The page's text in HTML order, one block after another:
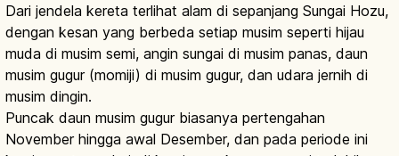
Dari jendela kereta terlihat alam di sepanjang Sungai Hozu,
dengan kesan yang berbeda setiap musim seperti hijau
muda di musim semi, angin sungai di musim panas, daun
musim gugur (momiji) di musim gugur, dan udara jernih di
musim dingin.
Puncak daun musim gugur biasanya pertengahan
November hingga awal Desember, dan pada periode ini